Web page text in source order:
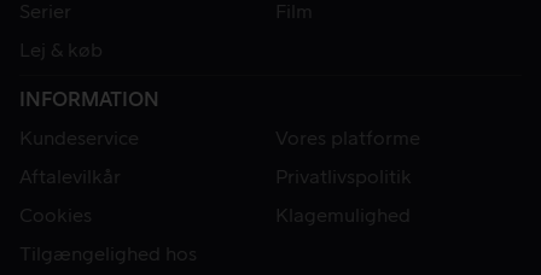
Serier
Film
Lej & køb
INFORMATION
Kundeservice
Vores platforme
Aftalevilkår
Privatlivspolitik
Cookies
Klagemulighed
Tilgængelighed hos